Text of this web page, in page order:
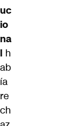
uc
io
na
l h
ab
ía
re
ch